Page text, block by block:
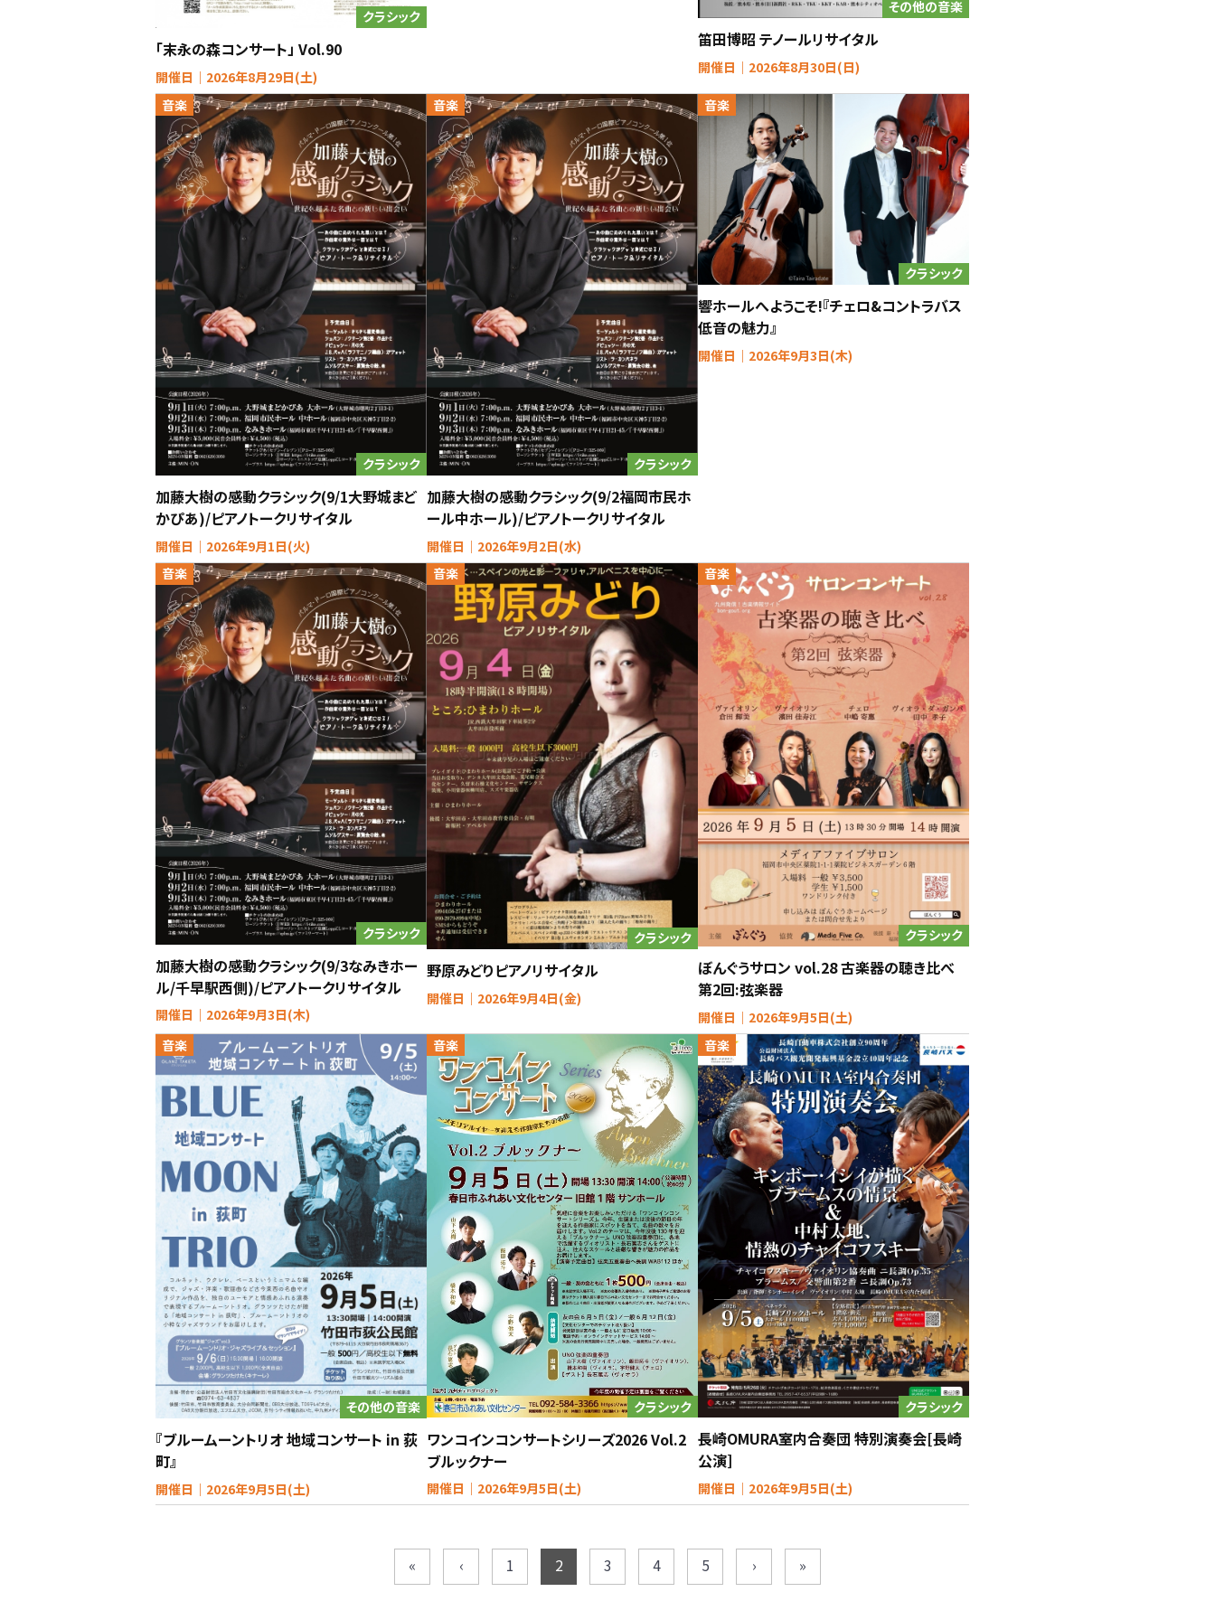
クラシック
「末永の森コンサート」 Vol.90
開催日｜2026年8月29日(土)
その他の音楽
笛田博昭 テノールリサイタル
開催日｜2026年8月30日(日)
音楽
クラシック
加藤大樹の感動クラシック(9/1大野城まど
かぴあ)/ピアノトークリサイタル
開催日｜2026年9月1日(火)
音楽
クラシック
加藤大樹の感動クラシック(9/2福岡市民ホ
ール中ホール)/ピアノトークリサイタル
開催日｜2026年9月2日(水)
音楽
クラシック
響ホールへようこそ!『チェロ&コントラバス
低音の魅力』
開催日｜2026年9月3日(木)
音楽
クラシック
加藤大樹の感動クラシック(9/3なみきホー
ル/千早駅西側)/ピアノトークリサイタル
開催日｜2026年9月3日(木)
音楽
クラシック
野原みどりピアノリサイタル
開催日｜2026年9月4日(金)
音楽
クラシック
ぼんぐうサロン vol.28 古楽器の聴き比べ
第2回:弦楽器
開催日｜2026年9月5日(土)
音楽
その他の音楽
『ブルームーントリオ 地域コンサート in 荻
町』
開催日｜2026年9月5日(土)
音楽
クラシック
ワンコインコンサートシリーズ2026 Vol.2
ブルックナー
開催日｜2026年9月5日(土)
音楽
クラシック
長崎OMURA室内合奏団 特別演奏会[長崎
公演]
開催日｜2026年9月5日(土)
« ‹ 1 2 3 4 5 › »